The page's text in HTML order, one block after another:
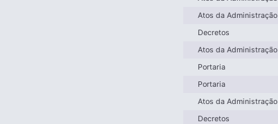
Atos da Administração
Decretos
Atos da Administração
Portaria
Portaria
Atos da Administração
Decretos